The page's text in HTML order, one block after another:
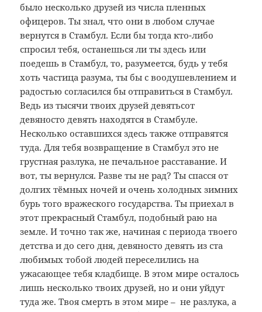
было несколько друзей из числа пленных
офицеров. Ты знал, что они в любом случае
вернутся в Стамбул. Если бы тогда кто-либо
спросил тебя, останешься ли ты здесь или
поедешь в Стамбул, то, разумеется, будь у тебя
хоть частица разума, ты бы с воодушевлением и
радостью согласился бы отправиться в Стамбул.
Ведь из тысячи твоих друзей девятьсот
девяносто девять находятся в Стамбуле.
Несколько оставшихся здесь также отправятся
туда. Для тебя возвращение в Стамбул это не
грустная разлука, не печальное расставание. И
вот, ты вернулся. Разве ты не рад? Ты спасся от
долгих тёмных ночей и очень холодных зимних
бурь того вражеского государства. Ты приехал в
этот прекрасный Стамбул, подобный раю на
земле. И точно так же, начиная с периода твоего
детства и до сего дня, девяносто девять из ста
любимых тобой людей переселились на
ужасающее тебя кладбище. В этом мире осталось
лишь несколько твоих друзей, но и они уйдут
туда же. Твоя смерть в этом мире – не разлука, а